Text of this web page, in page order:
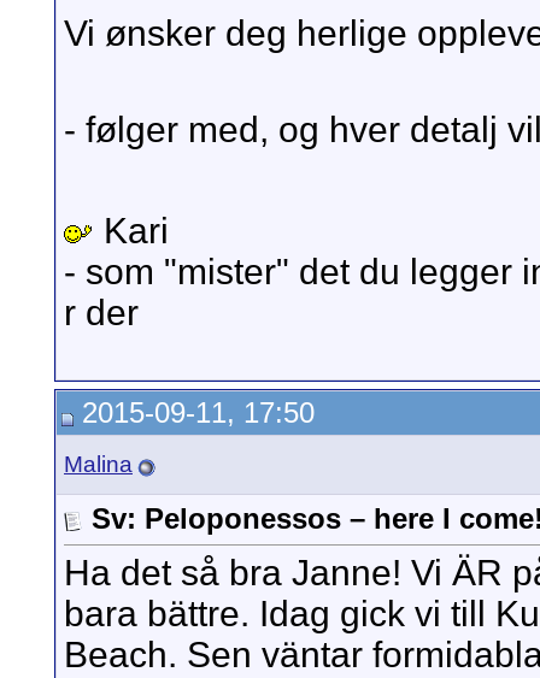
Vi ønsker deg herlige
- følger med, og hver detalj
Kari
- som "mister" det du legger
r der
2015-09-11, 17:50
Malina
Sv: Peloponessos – here I
Ha det så bra Janne! Vi ÄR
bara bättre. Idag gick vi till
Beach. Sen väntar